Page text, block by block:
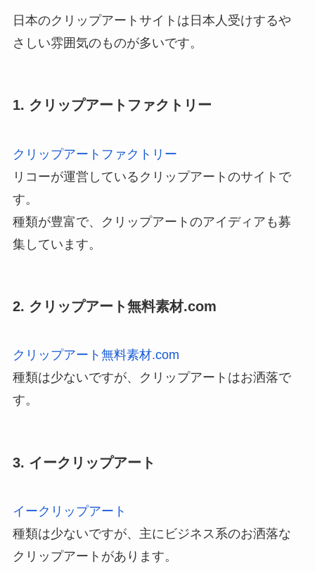
日本のクリップアートサイトは日本人受けするや
さしい雰囲気のものが多いです。
1. クリップアートファクトリー
クリップアートファクトリー
リコーが運営しているクリップアートのサイトで
す。
種類が豊富で、クリップアートのアイディアも募
集しています。
2. クリップアート無料素材.com
クリップアート無料素材.com
種類は少ないですが、クリップアートはお洒落で
す。
3. イークリップアート
イークリップアート
種類は少ないですが、主にビジネス系のお洒落な
クリップアートがあります。